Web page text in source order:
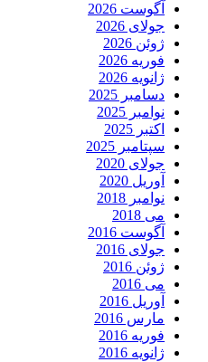
آگوست 2026
جولای 2026
ژوئن 2026
فوریه 2026
ژانویه 2026
دسامبر 2025
نوامبر 2025
اکتبر 2025
سپتامبر 2025
جولای 2020
آوریل 2020
نوامبر 2018
می 2018
آگوست 2016
جولای 2016
ژوئن 2016
می 2016
آوریل 2016
مارس 2016
فوریه 2016
ژانویه 2016